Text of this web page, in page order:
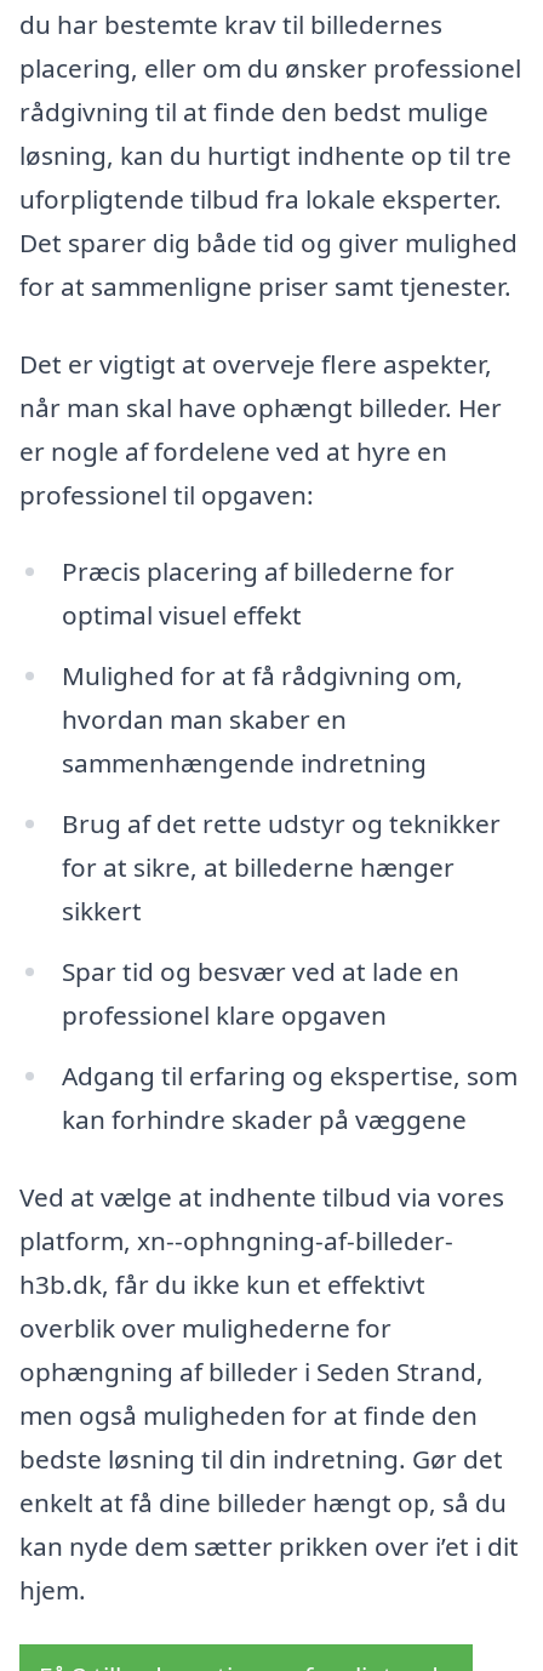
du har bestemte krav til billedernes
placering, eller om du ønsker professionel
rådgivning til at finde den bedst mulige
løsning, kan du hurtigt indhente op til tre
uforpligtende tilbud fra lokale eksperter.
Det sparer dig både tid og giver mulighed
for at sammenligne priser samt tjenester.
Det er vigtigt at overveje flere aspekter,
når man skal have ophængt billeder. Her
er nogle af fordelene ved at hyre en
professionel til opgaven:
Præcis placering af billederne for
optimal visuel effekt
Mulighed for at få rådgivning om,
hvordan man skaber en
sammenhængende indretning
Brug af det rette udstyr og teknikker
for at sikre, at billederne hænger
sikkert
Spar tid og besvær ved at lade en
professionel klare opgaven
Adgang til erfaring og ekspertise, som
kan forhindre skader på væggene
Ved at vælge at indhente tilbud via vores
platform, xn--ophngning-af-billeder-
h3b.dk, får du ikke kun et effektivt
overblik over mulighederne for
ophængning af billeder i Seden Strand,
men også muligheden for at finde den
bedste løsning til din indretning. Gør det
enkelt at få dine billeder hængt op, så du
kan nyde dem sætter prikken over i’et i dit
hjem.